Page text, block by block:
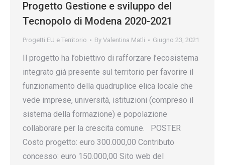
Progetto Gestione e sviluppo del
Tecnopolo di Modena 2020-2021
Progetti EU e Territorio By Valentina Matli Giugno 23, 2021
Il progetto ha l’obiettivo di rafforzare l’ecosistema
integrato già presente sul territorio per favorire il
funzionamento della quadruplice elica locale che
vede imprese, università, istituzioni (compreso il
sistema della formazione) e popolazione
collaborare per la crescita comune. POSTER
Costo progetto: euro 300.000,00 Contributo
concesso: euro 150.000,00 Sito web del